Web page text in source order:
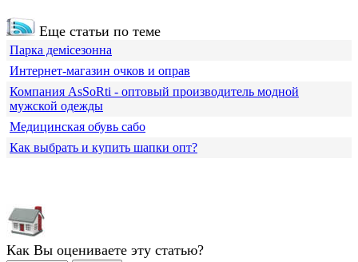
Еще статьи по теме
Парка демісезонна
Интернет-магазин очков и оправ
Компания АsSoRti - оптовый производитель модной
мужской одежды
Медицинская обувь сабо
Как выбрать и купить шапки опт?
Как Вы оцениваете эту статью?